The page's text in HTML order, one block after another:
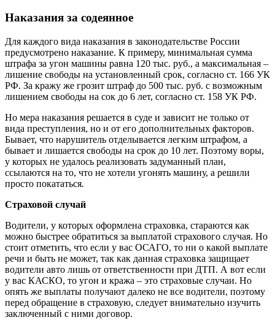
Наказания за содеянное
Для каждого вида наказания в законодательстве России
предусмотрено наказание. К примеру, минимальная сумма
штрафа за угон машины равна 120 тыс. руб., а максимальная –
лишение свободы на установленный срок, согласно ст. 166 УК
РФ. За кражу же грозит штраф до 500 тыс. руб. с возможным
лишением свободы на сок до 6 лет, согласно ст. 158 УК РФ.
Но мера наказания решается в суде и зависит не только от
вида преступления, но и от его дополнительных факторов.
Бывает, что нарушитель отделывается легким штрафом, а
бывает и лишается свободы на срок до 10 лет. Поэтому воры,
у которых не удалось реализовать задуманный план,
ссылаются на то, что не хотели угонять машину, а решили
просто покататься.
Страховой случай
Водители, у которых оформлена страховка, стараются как
можно быстрее обратиться за выплатой страхового случая. Но
стоит отметить, что если у вас ОСАГО, то ни о какой выплате
речи и быть не может, так как данная страховка защищает
водители авто лишь от ответственности при ДТП. А вот если
у вас КАСКО, то угон и кража – это страховые случаи. Но
опять же выплаты получают далеко не все водители, поэтому
перед обращение в страховую, следует внимательно изучить
заключенный с ними договор.